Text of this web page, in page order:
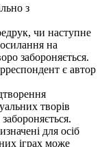
з
чи наступне
на
забороняється.
є автор
творів
для осіб
іграх може